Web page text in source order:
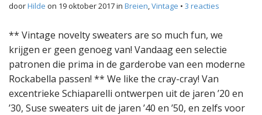
doorHilde on 19 oktober 2017in Breien,Vintage • 3 reacties
** Vintage novelty sweaters are so much fun, we
krijgen er geen genoeg van! Vandaag een selectie
patronen die prima in de garderobe van een moderne
Rockabella passen! ** We like the cray-cray! Van
excentrieke Schiaparelli ontwerpen uit de jaren ’20 en
’30, Suse sweaters uit de jaren ’40 en ’50, en zelfs voor